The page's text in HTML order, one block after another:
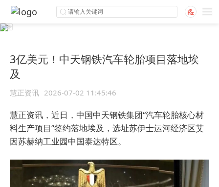
3亿美元！中天钢铁汽车轮胎项目落地埃
及
慧正资讯 2026-07-02 11:45:46
慧正资讯，近日，中国中天钢铁集团“汽车轮胎核心材
料生产项目”签约落地埃及，选址苏伊士运河经济区艾
因苏赫纳工业园中国泰达特区。